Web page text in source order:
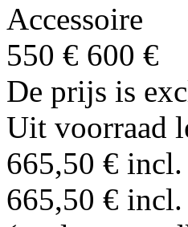
Accessoire
550 € 600 €
De prijs is
Uit voorraad
665,50 €
665,50 €